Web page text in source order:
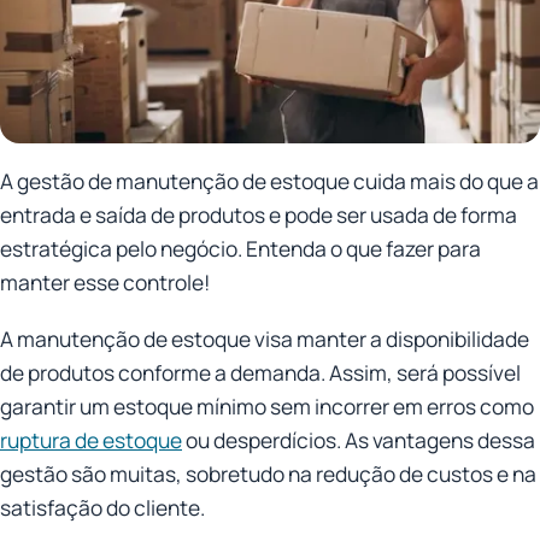
A gestão de manutenção de estoque cuida mais do que a
entrada e saída de produtos e pode ser usada de forma
estratégica pelo negócio. Entenda o que fazer para
manter esse controle!
A manutenção de estoque visa manter a disponibilidade
de produtos conforme a demanda. Assim, será possível
garantir um estoque mínimo sem incorrer em erros como
ruptura de estoqueou desperdícios. As vantagens dessa
gestão são muitas, sobretudo na redução de custos e na
satisfação do cliente.